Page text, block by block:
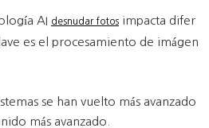
AI desnudar fotos impacta difer
es el procesamiento de imágen
se han vuelto más avanzado
más avanzado.